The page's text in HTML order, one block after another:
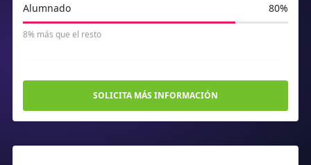
Alumnado 80%
8% más que el resto
SOLICITA MÁS INFORMACIÓN